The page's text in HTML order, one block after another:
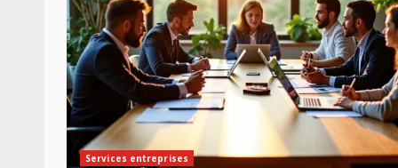
Services entreprises